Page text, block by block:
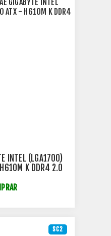
INTEL (LGA1700)
K DDR4 2.0
SC2